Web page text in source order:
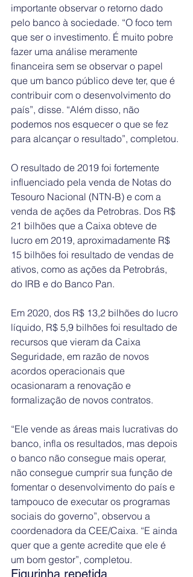
importante observar o retorno dado
pelo banco à sociedade. “O foco tem
que ser o investimento. É muito pobre
fazer uma análise meramente
financeira sem se observar o papel
que um banco público deve ter, que é
contribuir com o desenvolvimento do
país”, disse. “Além disso, não
podemos nos esquecer o que se fez
para alcançar o resultado”, completou.
O resultado de 2019 foi fortemente
influenciado pela venda de Notas do
Tesouro Nacional (NTN-B) e com a
venda de ações da Petrobras. Dos R$
21 bilhões que a Caixa obteve de
lucro em 2019, aproximadamente R$
15 bilhões foi resultado de vendas de
ativos, como as ações da Petrobrás,
do IRB e do Banco Pan.
Em 2020, dos R$ 13,2 bilhões do lucro
líquido, R$ 5,9 bilhões foi resultado de
recursos que vieram da Caixa
Seguridade, em razão de novos
acordos operacionais que
ocasionaram a renovação e
formalização de novos contratos.
“Ele vende as áreas mais lucrativas do
banco, infla os resultados, mas depois
o banco não consegue mais operar,
não consegue cumprir sua função de
fomentar o desenvolvimento do país e
tampouco de executar os programas
sociais do governo”, observou a
coordenadora da CEE/Caixa. “E ainda
quer que a gente acredite que ele é
um bom gestor”, completou.
Figurinha repetida